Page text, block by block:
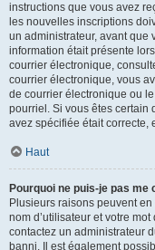
instructions que vous avez
les nouvelles inscriptions
un administrateur, avant que
information était présente
courrier électronique,
courrier électronique, vous
de courrier électronique ou
pourriel. Si vous êtes certain
avez spécifiée était correcte,
Haut
Pourquoi ne puis-je pas me
Plusieurs raisons peuvent
nom d’utilisateur et votre
contactez un administrateur
banni. Il est également